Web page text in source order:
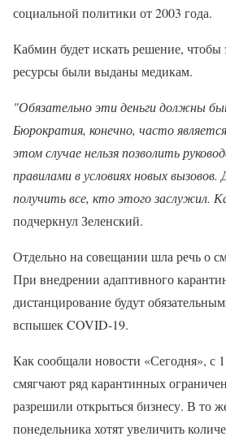
социальной политики от 2003 года.
Кабмин будет искать решение,
ресурсы были выданы медикам.
"Обязательно эти деньги должны
Бюрократия, конечно, часто
этом случае нельзя позволить
правилами в условиях новых
получить все, кто этого заслужил.
подчеркнул Зеленский.
Отдельно на совещании шла речь о
При внедрении адаптивного
дистанцирование будут
вспышек COVID-19.
Как сообщали новости «Сегодня», с
смягчают ряд карантинных
разрешили открыться бизнесу. В то
понедельника хотят увеличить